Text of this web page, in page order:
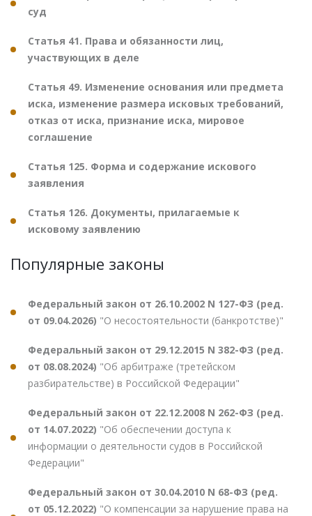
суд
Статья 41. Права и обязанности лиц,
участвующих в деле
Статья 49. Изменение основания или предмета
иска, изменение размера исковых требований,
отказ от иска, признание иска, мировое
соглашение
Статья 125. Форма и содержание искового
заявления
Статья 126. Документы, прилагаемые к
исковому заявлению
Популярные законы
Федеральный закон от 26.10.2002 N 127-ФЗ (ред.
от 09.04.2026) "О несостоятельности (банкротстве)"
Федеральный закон от 29.12.2015 N 382-ФЗ (ред.
от 08.08.2024) "Об арбитраже (третейском
разбирательстве) в Российской Федерации"
Федеральный закон от 22.12.2008 N 262-ФЗ (ред.
от 14.07.2022) "Об обеспечении доступа к
информации о деятельности судов в Российской
Федерации"
Федеральный закон от 30.04.2010 N 68-ФЗ (ред.
от 05.12.2022) "О компенсации за нарушение права на